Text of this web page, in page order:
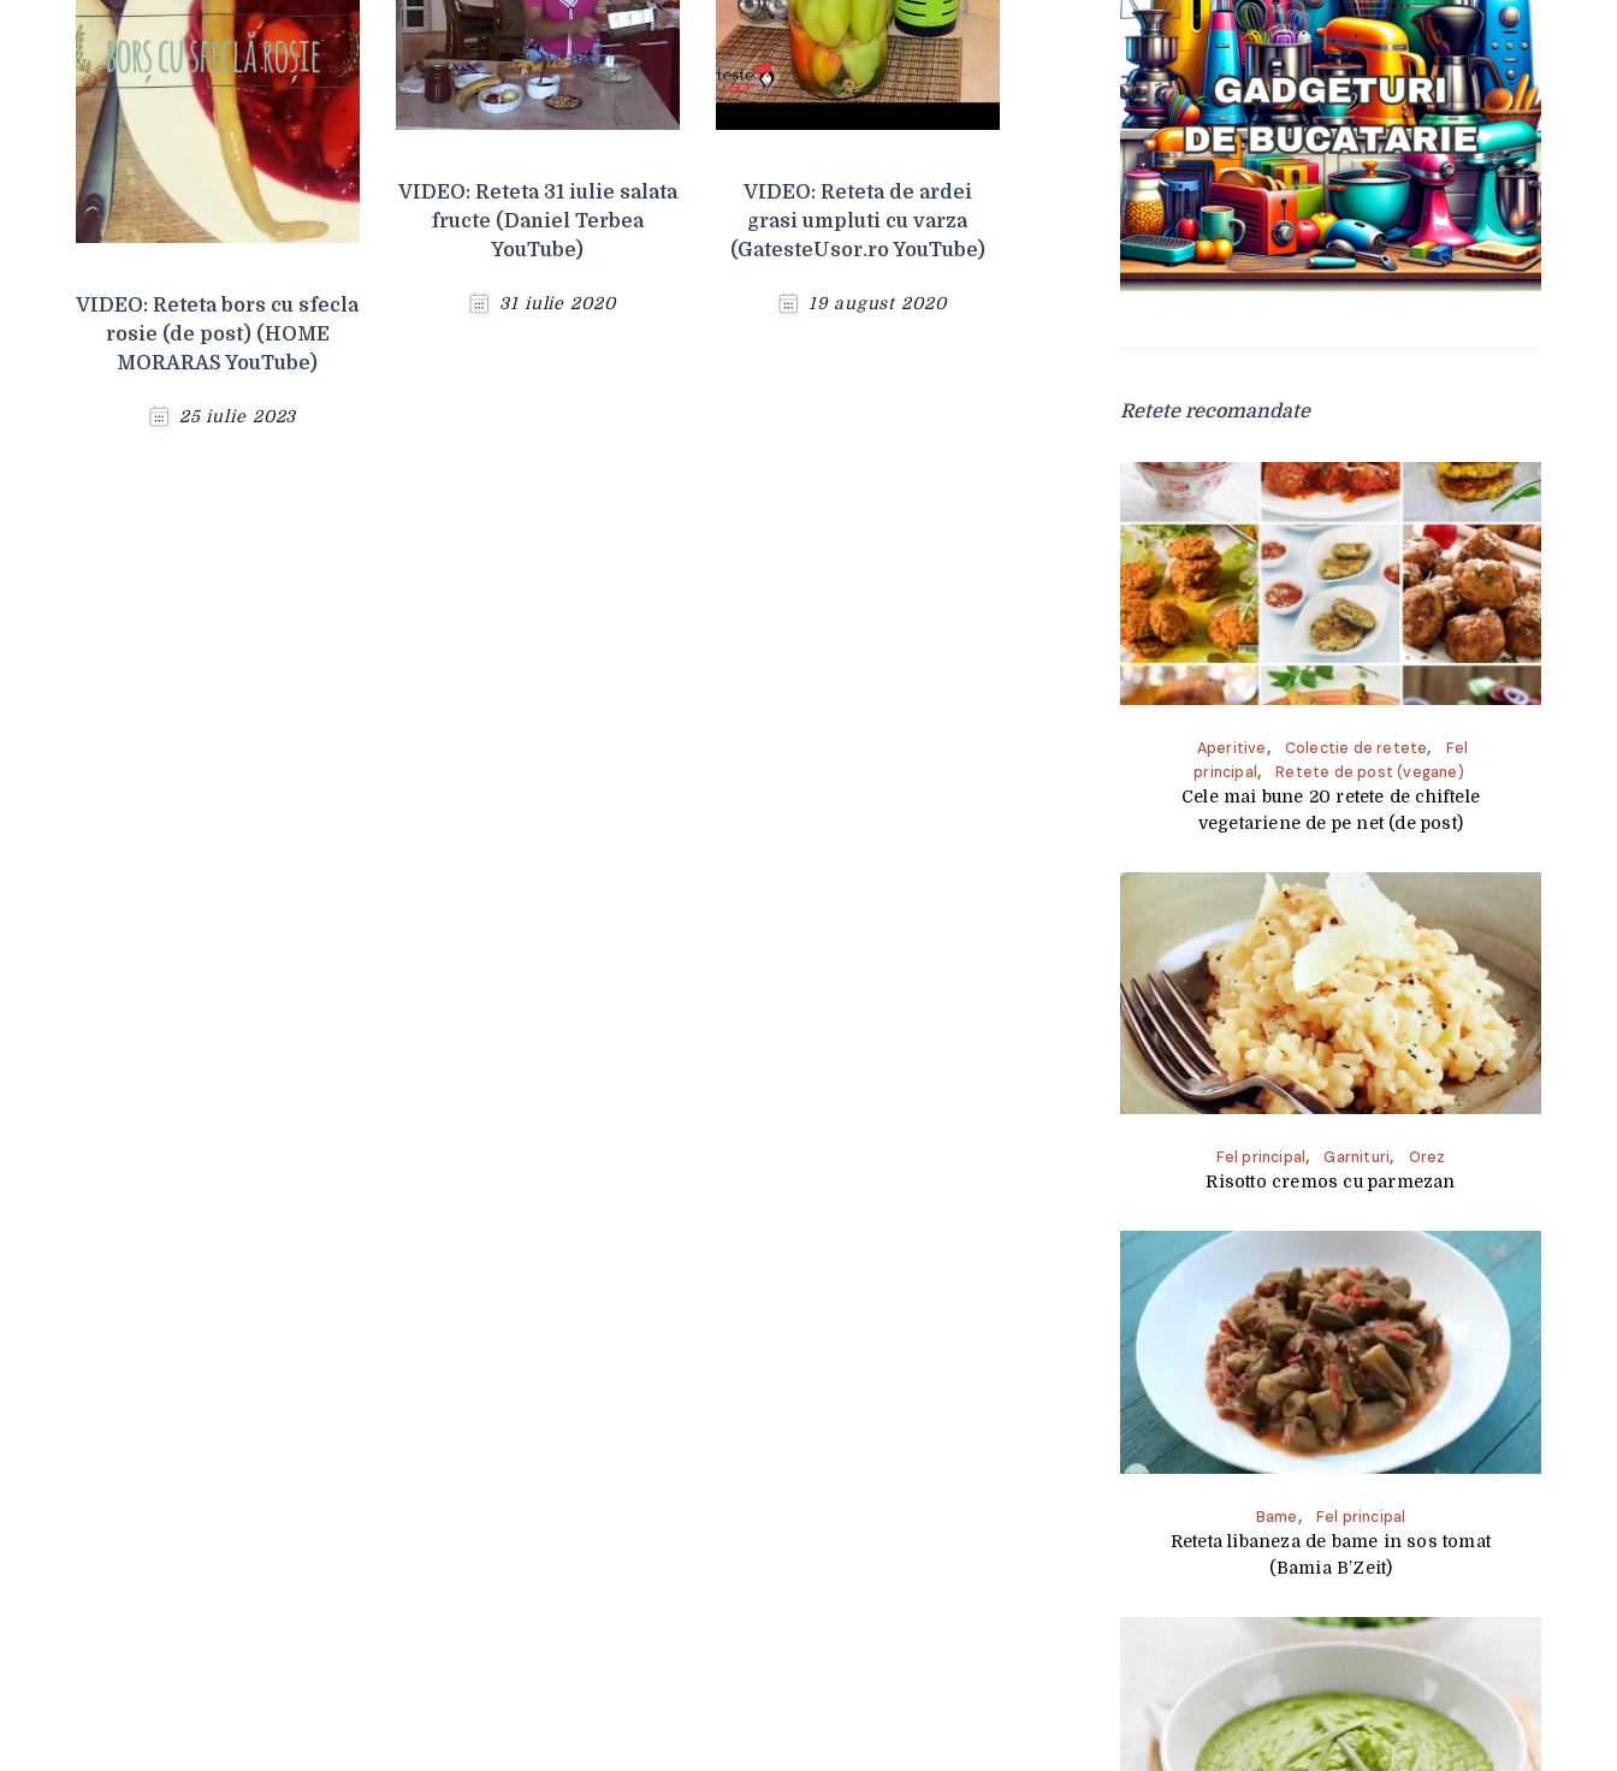
VIDEO: Reteta bors cu sfecla
rosie (de post) (HOME
MORARAS YouTube)
25 iulie 2023
VIDEO: Reteta 31 iulie salata
fructe (Daniel Terbea
YouTube)
31 iulie 2020
VIDEO: Reteta de ardei
grasi umpluti cu varza
(GatesteUsor.ro YouTube)
19 august 2020
Retete recomandate
Aperitive Colectie de retete
Fel
principal
Retete de post (vegane)
Cele mai bune 20 retete de chiftele
vegetariene de pe net (de post)
Fel principal Garnituri
Orez
Risotto cremos cu parmezan
Bame
Fel principal
Reteta libaneza de bame in sos tomat
(Bamia B’Zeit)